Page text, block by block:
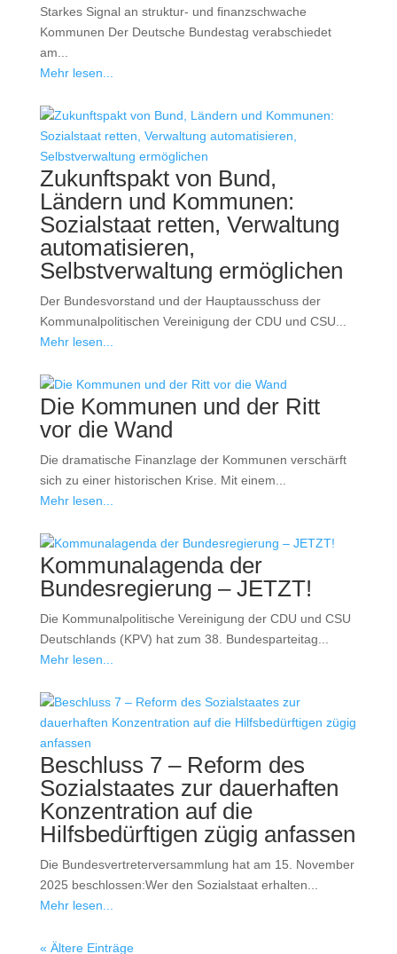
Starkes Signal an struktur- und finanzschwache
Kommunen Der Deutsche Bundestag verabschiedet
am...
Mehr lesen...
Zukunftspakt von Bund,
Ländern und Kommunen:
Sozialstaat retten, Verwaltung
automatisieren,
Selbstverwaltung ermöglichen
Der Bundesvorstand und der Hauptausschuss der
Kommunalpolitischen Vereinigung der CDU und CSU...
Mehr lesen...
Die Kommunen und der Ritt
vor die Wand
Die dramatische Finanzlage der Kommunen verschärft
sich zu einer historischen Krise. Mit einem...
Mehr lesen...
Kommunalagenda der
Bundesregierung – JETZT!
Die Kommunalpolitische Vereinigung der CDU und CSU
Deutschlands (KPV) hat zum 38. Bundesparteitag...
Mehr lesen...
Beschluss 7 – Reform des
Sozialstaates zur dauerhaften
Konzentration auf die
Hilfsbedürftigen zügig anfassen
Die Bundesvertreterversammlung hat am 15. November
2025 beschlossen:Wer den Sozialstaat erhalten...
Mehr lesen...
« Ältere Einträge